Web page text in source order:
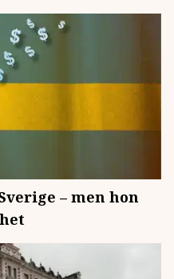
– men hon